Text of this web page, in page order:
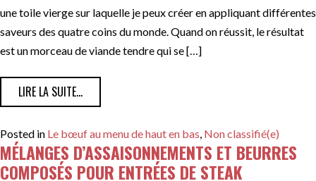
une toile vierge sur laquelle je peux créer en appliquant différentes
saveurs des quatre coins du monde. Quand on réussit, le résultat
est un morceau de viande tendre qui se […]
LIRE LA SUITE…
Posted in Le bœuf au menu de haut en bas Non classifié(e)
MÉLANGES D’ASSAISONNEMENTS ET BEURRES
COMPOSÉS POUR ENTRÉES DE STEAK